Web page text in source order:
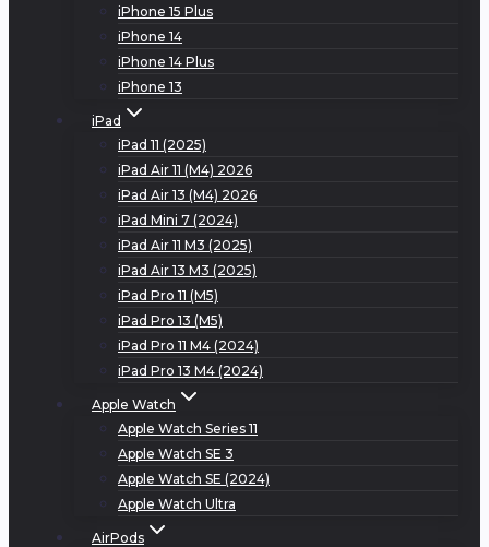
iPhone 15 Plus
iPhone 14
iPhone 14 Plus
iPhone 13
iPad
iPad 11 (2025)
iPad Air 11 (M4) 2026
iPad Air 13 (M4) 2026
iPad Mini 7 (2024)
iPad Air 11 M3 (2025)
iPad Air 13 M3 (2025)
iPad Pro 11 (M5)
iPad Pro 13 (M5)
iPad Pro 11 M4 (2024)
iPad Pro 13 M4 (2024)
Apple Watch
Apple Watch Series 11
Apple Watch SE 3
Apple Watch SE (2024)
Apple Watch Ultra
AirPods